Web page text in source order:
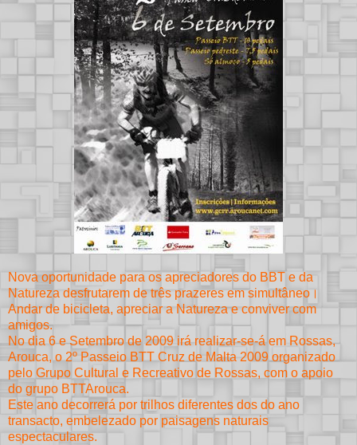
Nova oportunidade para os apreciadores do BBT e da
Natureza desfrutarem de três prazeres em simultâneo।
Andar de bicicleta, apreciar a Natureza e conviver com
amigos.
No dia 6 e Setembro de 2009 irá realizar-se-á em Rossas,
Arouca, o 2º Passeio BTT Cruz de Malta 2009 organizado
pelo Grupo Cultural e Recreativo de Rossas, com o apoio
do grupo BTTArouca.
Este ano decorrerá por trilhos diferentes dos do ano
transacto, embelezado por paisagens naturais
espectaculares.